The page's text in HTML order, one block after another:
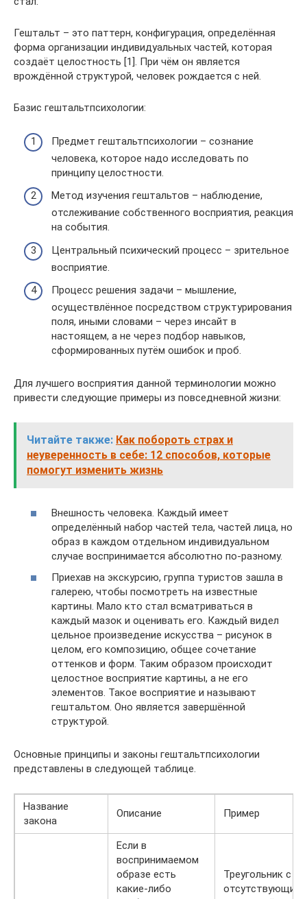
Гештальт – это паттерн, конфигурация, определённая
форма организации индивидуальных частей, которая
создаёт целостность [1]. При чём он является
врождённой структурой, человек рождается с ней.
Базис гештальтпсихологии:
Предмет гештальтпсихологии – сознание
человека, которое надо исследовать по
принципу целостности.
Метод изучения гештальтов – наблюдение,
отслеживание собственного восприятия, реакция
на события.
Центральный психический процесс – зрительное
восприятие.
Процесс решения задачи – мышление,
осуществлённое посредством структурирования
поля, иными словами – через инсайт в
настоящем, а не через подбор навыков,
сформированных путём ошибок и проб.
Для лучшего восприятия данной терминологии можно
привести следующие примеры из повседневной жизни:
Читайте также: Как побороть страх и
неуверенность в себе: 12 способов, которые
помогут изменить жизнь
Внешность человека. Каждый имеет
определённый набор частей тела, частей лица, но
образ в каждом отдельном индивидуальном
случае воспринимается абсолютно по-разному.
Приехав на экскурсию, группа туристов зашла в
галерею, чтобы посмотреть на известные
картины. Мало кто стал всматриваться в
каждый мазок и оценивать его. Каждый видел
цельное произведение искусства – рисунок в
целом, его композицию, общее сочетание
оттенков и форм. Таким образом происходит
целостное восприятие картины, а не его
элементов. Такое восприятие и называют
гештальтом. Оно является завершённой
структурой.
Основные принципы и законы гештальтпсихологии
представлены в следующей таблице.
Название
закона
Описание Пример
Если в
воспринимаемом
образе есть
какие-либо
Треугольник с
отсутствующими